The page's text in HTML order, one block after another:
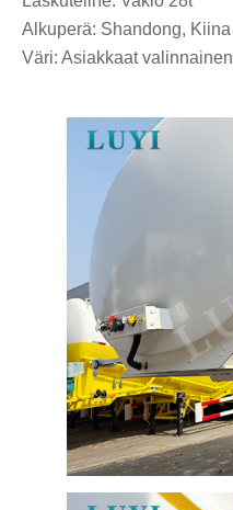
Alkuperä: Shandong, Kiina
Väri: Asiakkaat valinnainen